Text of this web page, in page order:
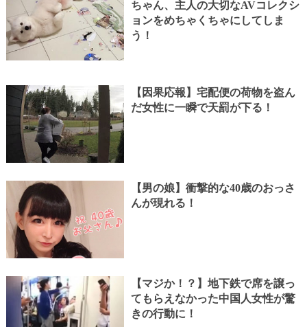
ちゃん、主人の大切なAVコレクシ
ョンをめちゃくちゃにしてしま
う！
【因果応報】宅配便の荷物を盗ん
だ女性に一瞬で天罰が下る！
【男の娘】衝撃的な40歳のおっさ
んが現れる！
【マジか！？】地下鉄で席を譲っ
てもらえなかった中国人女性が驚
きの行動に！